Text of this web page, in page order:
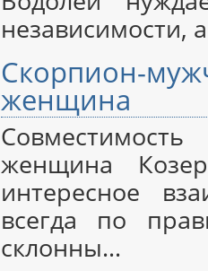
независимости,
Скорпион-
женщина
женщина
интересное
всегда по
склонны…